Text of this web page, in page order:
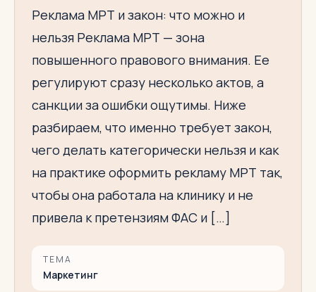
Реклама МРТ и закон: что можно и
нельзя Реклама МРТ — зона
повышенного правового внимания. Ее
регулируют сразу несколько актов, а
санкции за ошибки ощутимы. Ниже
разбираем, что именно требует закон,
чего делать категорически нельзя и как
на практике оформить рекламу МРТ так,
чтобы она работала на клинику и не
привела к претензиям ФАС и […]
ТЕМА
Маркетинг